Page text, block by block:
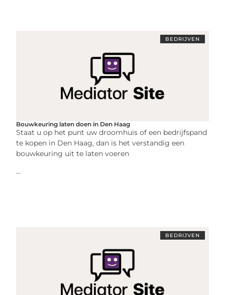
BEDRIJVEN
Bouwkeuring laten doen in Den Haag
Staat u op het punt uw droomhuis of een bedrijfspand
te kopen in Den Haag, dan is het verstandig een
bouwkeuring uit te laten voeren
...
BEDRIJVEN